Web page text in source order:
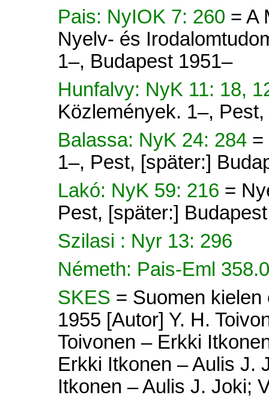
Pais: NyIOK 7: 260 = A
Nyelv- és
1–, Budapest 1951–
Hunfalvy: NyK 11: 18,
Közlemények. 1–,
Balassa: NyK 24: 284 =
1–, Pest, [später:]
Lakó: NyK 59: 216 =
Pest, [später:]
Szilasi : Nyr 13: 296
Németh: Pais-Eml
SKES = Suomen
1955 [Autor] Y. H.
Toivonen – Erkki
Erkki Itkonen – Aulis J.
Itkonen – Aulis J. Joki;